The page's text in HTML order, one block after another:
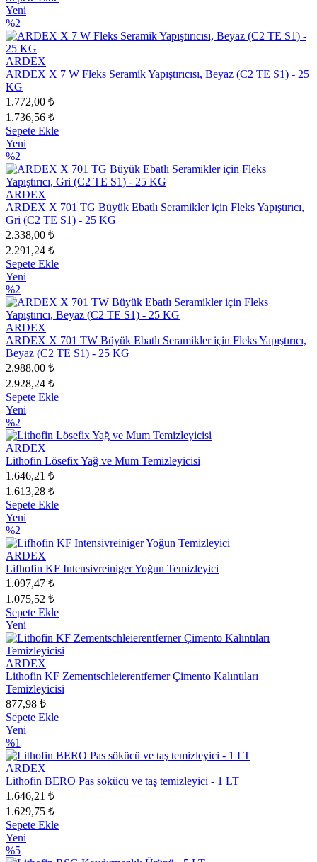
Yeni
%2
ARDEX
ARDEX X 7 W Fleks Seramik Yapıştırıcısı, Beyaz (C2 TE S1) - 25
KG
1.772,00 ₺
1.736,56 ₺
Sepete Ekle
Yeni
%2
ARDEX
ARDEX X 701 TG Büyük Ebatlı Seramikler için Fleks Yapıştırıcı,
Gri (C2 TE S1) - 25 KG
2.338,00 ₺
2.291,24 ₺
Sepete Ekle
Yeni
%2
ARDEX
ARDEX X 701 TW Büyük Ebatlı Seramikler için Fleks Yapıştırıcı,
Beyaz (C2 TE S1) - 25 KG
2.988,00 ₺
2.928,24 ₺
Sepete Ekle
Yeni
%2
ARDEX
Lithofin Lösefix Yağ ve Mum Temizleyicisi
1.646,21 ₺
1.613,28 ₺
Sepete Ekle
Yeni
%2
ARDEX
Lifhofin KF Intensivreiniger Yoğun Temizleyici
1.097,47 ₺
1.075,52 ₺
Sepete Ekle
Yeni
ARDEX
Lithofin KF Zementschleierentferner Çimento Kalıntıları
Temizleyicisi
877,98 ₺
Sepete Ekle
Yeni
%1
ARDEX
Lithofin BERO Pas sökücü ve taş temizleyici - 1 LT
1.646,21 ₺
1.629,75 ₺
Sepete Ekle
Yeni
%5